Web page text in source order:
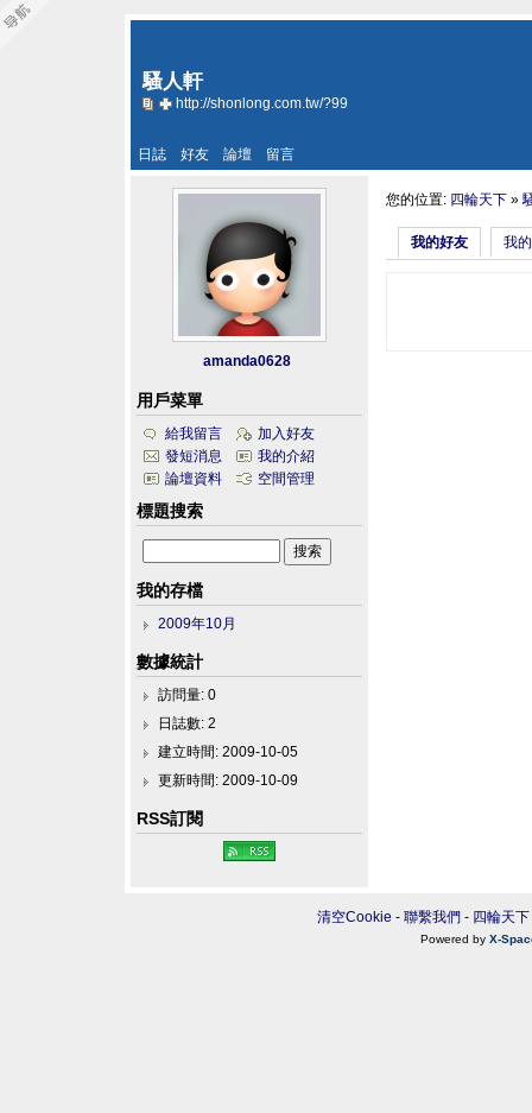
騷人軒
http://shonlong.com.tw/?99
日誌 好友 論壇 留言
您的位置: 四輪天下 »
我的好友 我
amanda0628
用戶菜單
給我留言
加入好友
發短消息
我的介紹
論壇資料
空間管理
標題搜索
我的存檔
2009年10月
數據統計
訪問量: 0
日誌數: 2
建立時間: 2009-10-05
更新時間: 2009-10-09
RSS訂閱
清空Cookie - 聯繫我們 - 四輪天下
Powered by X-